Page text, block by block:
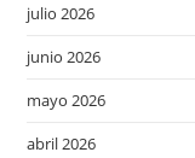
julio 2026
junio 2026
mayo 2026
abril 2026